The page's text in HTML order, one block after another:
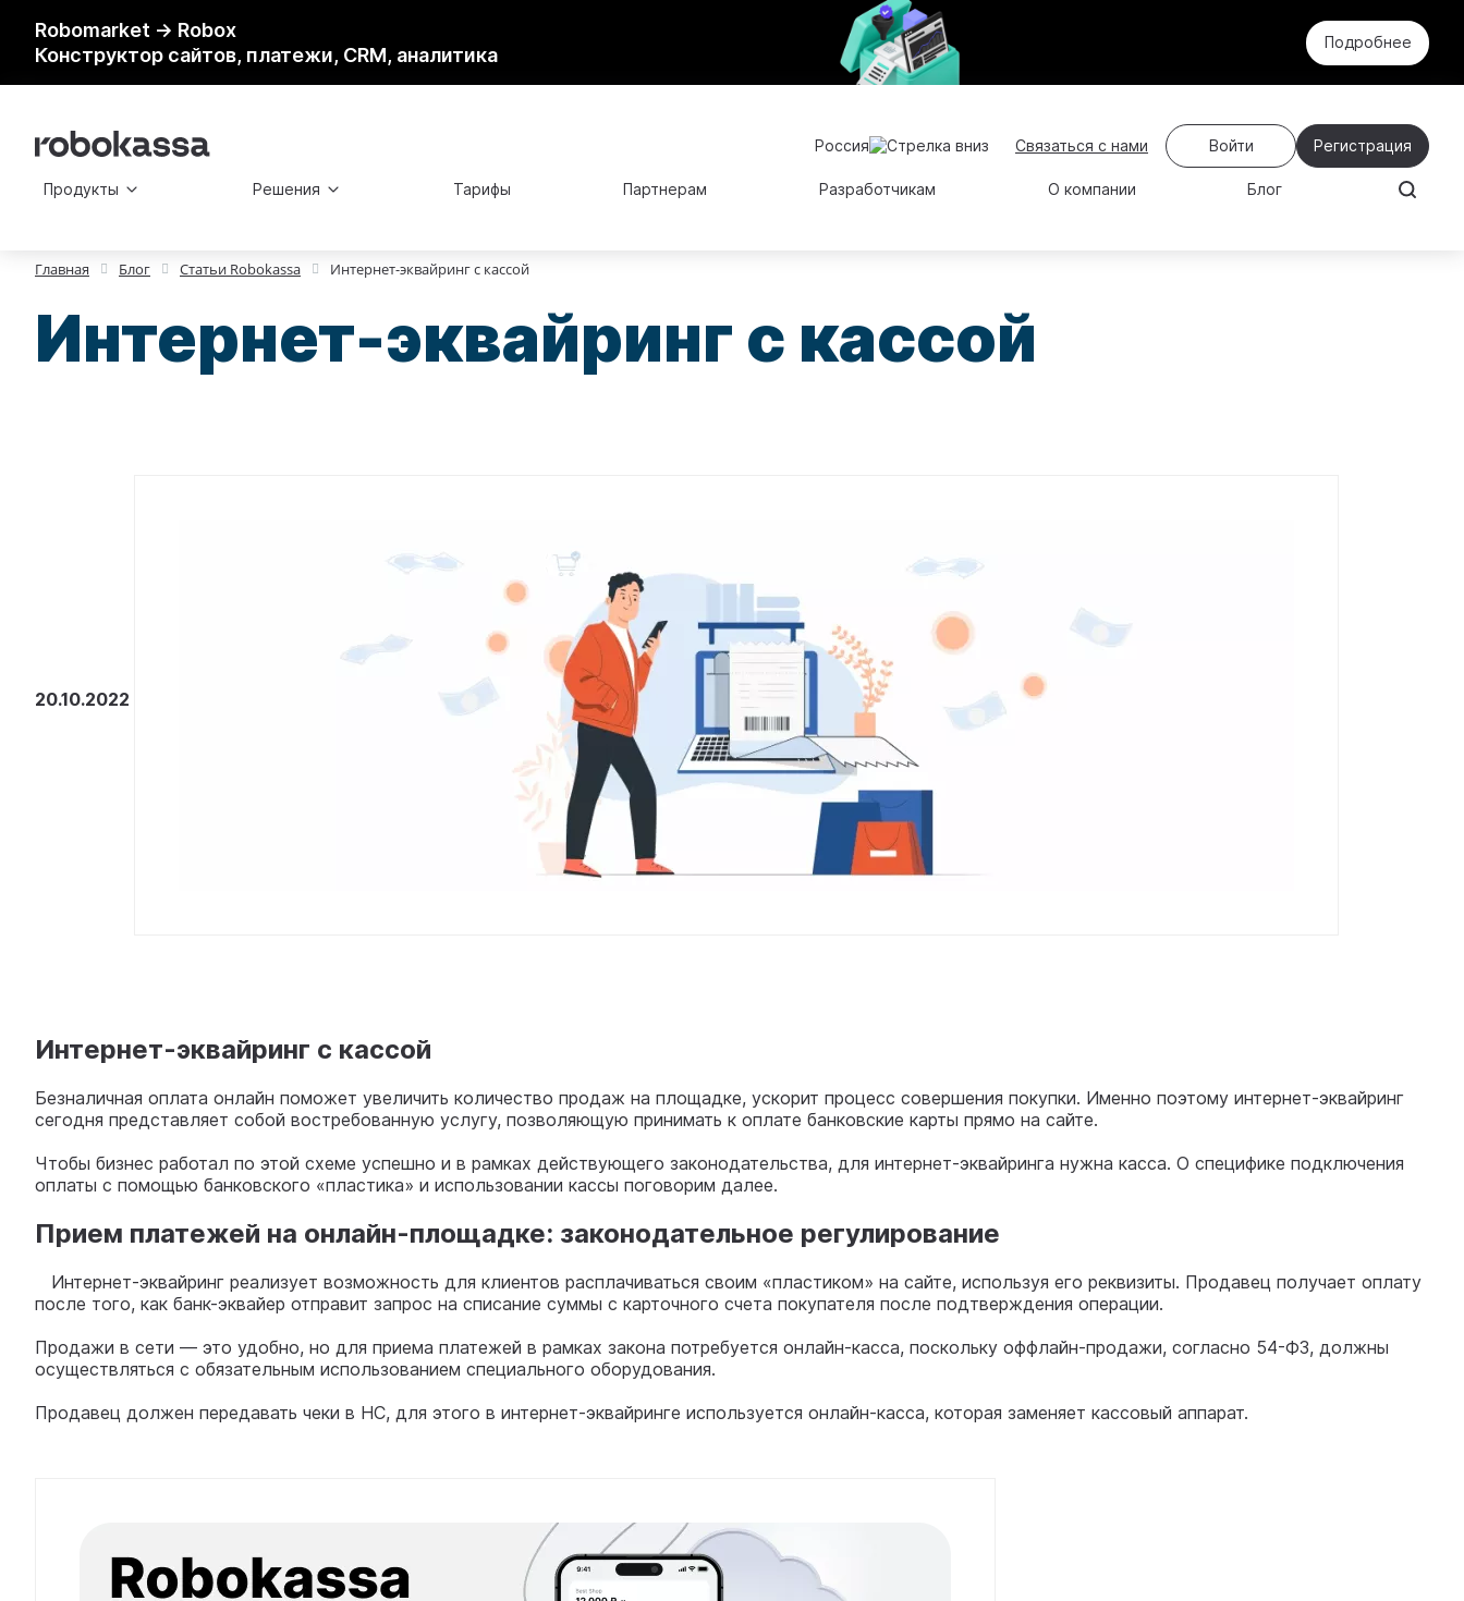
Robomarket → Robox
Конструктор сайтов, платежи, CRM, аналитика
Подробнее
Россия Связаться с нами Войти Регистрация
Продукты Решения Тарифы Партнерам Разработчикам О компании Блог
Главная Блог Статьи Robokassa Интернет-эквайринг с кассой
Интернет-эквайринг с кассой
20.10.2022
Интернет-эквайринг с кассой
Безналичная оплата онлайн поможет увеличить количество продаж на площадке, ускорит процесс совершения покупки. Именно поэтому интернет-эквайринг
сегодня представляет собой востребованную услугу, позволяющую принимать к оплате банковские карты прямо на сайте.
Чтобы бизнес работал по этой схеме успешно и в рамках действующего законодательства, для интернет-эквайринга нужна касса. О специфике подключения
оплаты с помощью банковского «пластика» и использовании кассы поговорим далее.
Прием платежей на онлайн-площадке: законодательное регулирование
Интернет-эквайринг реализует возможность для клиентов расплачиваться своим «пластиком» на сайте, используя его реквизиты. Продавец получает оплату
после того, как банк-эквайер отправит запрос на списание суммы с карточного счета покупателя после подтверждения операции.
Продажи в сети — это удобно, но для приема платежей в рамках закона потребуется онлайн-касса, поскольку оффлайн-продажи, согласно 54-ФЗ, должны
осуществляться с обязательным использованием специального оборудования.
Продавец должен передавать чеки в НС, для этого в интернет-эквайринге используется онлайн-касса, которая заменяет кассовый аппарат.